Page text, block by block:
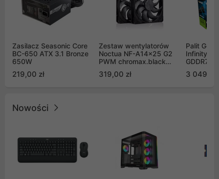
Zasilacz Seasonic Core
BC-650 ATX 3.1 Bronze
650W
219,00 zł
Zestaw wentylatorów
Noctua NF-A14x25 G2
PWM chromax.black
Push Pull (2szt)
319,00 zł
Palit
Infinity 3
GDDR7
GB2050S)
3 049,00
Nowości